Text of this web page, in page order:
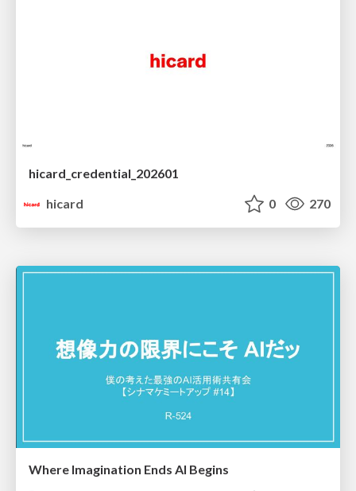
hicard_credential_202601
hicard
0 270
Where Imagination Ends AI Begins